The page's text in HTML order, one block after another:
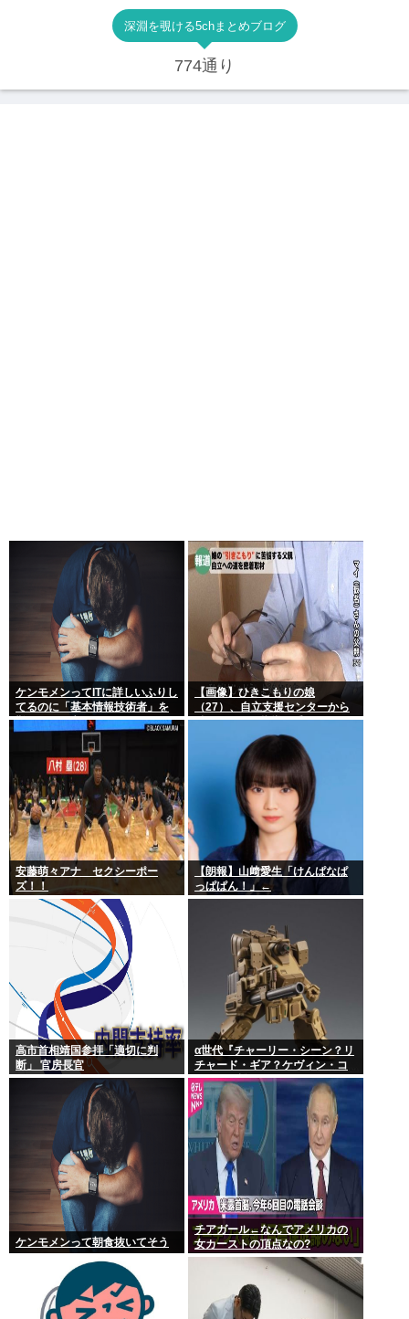
深淵を覗ける5chまとめブログ
774通り
ケンモメンってITに詳しいふりし
てるのに「基本情報技術者」を
難しいって言ってて笑ったわ
【画像】ひきこもりの娘
（27）、自立支援センターから
酷いスパルタ指導を受けてしま
安藤萌々アナ セクシーポー
ズ！！
【朗報】山﨑愛生「けんぱなぱ
っぱぱん！」←
高市首相靖国参拝「適切に判
断」 官房長官
α世代『チャーリー・シーン？リ
チャード・ギア？ケヴィン・コ
スナー？誰ですかそれ？？』何
故なのか
ケンモメンって朝食抜いてそう
チアガール←なんでアメリカの
女カーストの頂点なの?